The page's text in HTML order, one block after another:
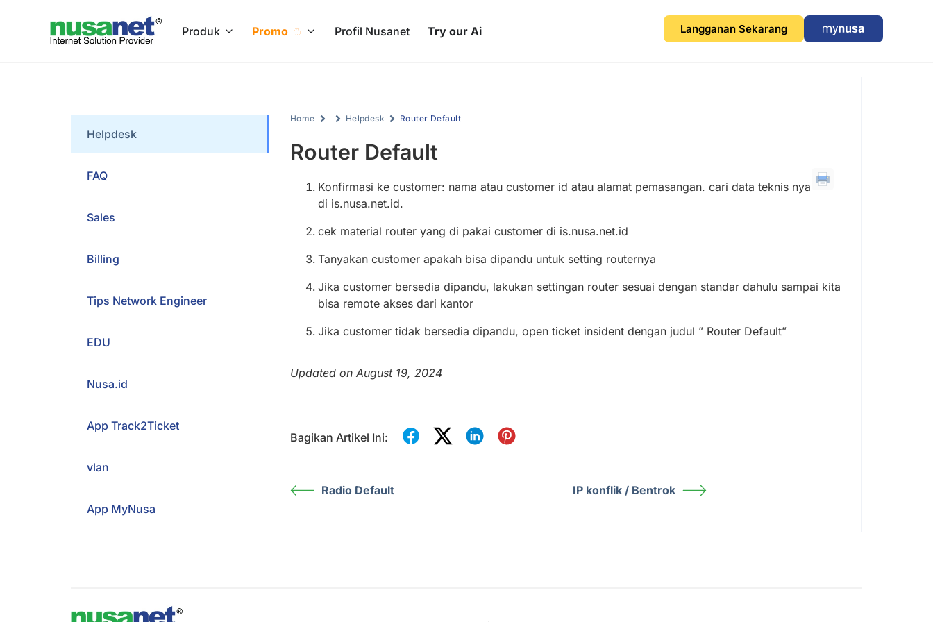
Produk Promo Profil Nusanet Try our Ai Langganan Sekarang
Helpdesk
FAQ
Sales
Billing
Tips Network Engineer
EDU
Nusa.id
App Track2Ticket
vlan
App MyNusa
Home Helpdesk Router Default
Router Default
Konfirmasi ke customer: nama atau customer id atau alamat pemasangan. cari data teknis nya
di is.nusa.net.id.
cek material router yang di pakai customer di is.nusa.net.id
Tanyakan customer apakah bisa dipandu untuk setting routernya
Jika customer bersedia dipandu, lakukan settingan router sesuai dengan standar dahulu sampai kita
bisa remote akses dari kantor
Jika customer tidak bersedia dipandu, open ticket insident dengan judul ” Router Default”
Updated on August 19, 2024
Bagikan Artikel Ini:
Radio Default IP konflik / Bentrok